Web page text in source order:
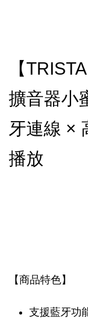
【
擴音器小
牙連線 ×
播放
【商品特色】
支援藍牙功